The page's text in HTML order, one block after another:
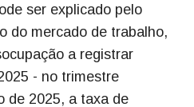
ser explicado pelo
do mercado de trabalho,
a registrar
- no trimestre
de 2025, a taxa de